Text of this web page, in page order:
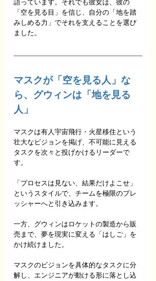
語っています。それでも彼女は、彼の
「空を見る目」を信じ、自分の「地を踏
みしめる力」でそれを支えることを選び
ました。
マスクが「空を見る人」な
ら、グウィンは「地を見る
人」
マスクは有人宇宙飛行・火星移住という
壮大なビジョンを掲げ、不可能に見える
タスクを次々と投げかけるリーダーで
す。
「プロセスは見ない、結果だけよこせ」
というスタイルで、チームを極限のプレ
ッシャーへと引き込みます。
一方、グウィンはロケットの製造から販
売まで、夢を現実に変える「はしご」を
かけ続けました。
マスクのビジョンを具体的なタスクに分
解し、エンジニアが動ける形に落とし込